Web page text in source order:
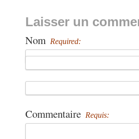
Laisser un
Nom Required:
Commentaire Requis: